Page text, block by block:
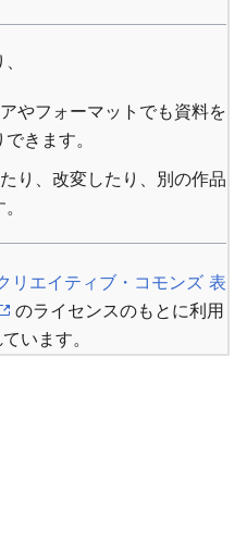
やフォーマットでも資料を
きます。
り、改変したり、別の作品
リエイティブ・コモンズ 表
のライセンスのもとに利用
います。